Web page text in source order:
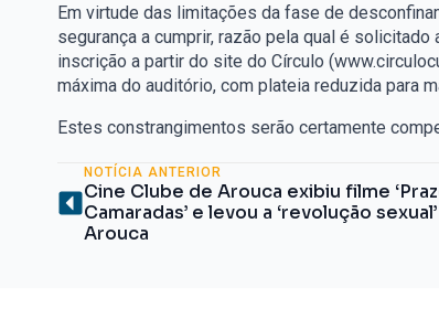
Em virtude das limitações da fase de
segurança a cumprir, razão pela qual é
inscrição a partir do site do Círculo
máxima do auditório, com plateia reduzida para
Estes constrangimentos serão certamente
NOTÍCIA ANTERIOR
Cine Clube de Arouca exibiu filme
Camaradas’ e levou a ‘revolução sexual’
Arouca